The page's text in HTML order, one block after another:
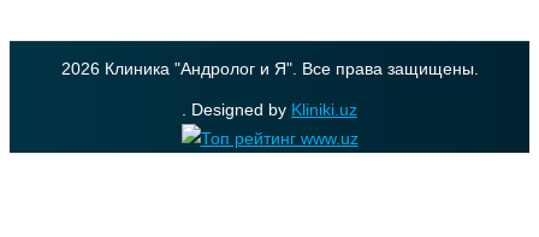
2026 Клиника "Андролог и Я". Все права защищены.
. Designed by Kliniki.uz